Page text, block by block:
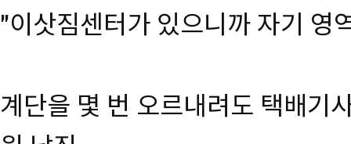
"이삿짐센터가 있으니까 자기 영
계단을 몇 번 오르내려도 택배기